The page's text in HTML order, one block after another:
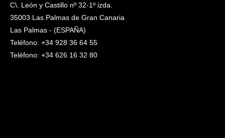
C\. León y Castillo nº 32-1º izda.
35003 Las Palmas de Gran Canaria
Las Palmas - (ESPAÑA)
Teléfono: +34 928 36 64 55
Teléfono: +34 626 16 32 80